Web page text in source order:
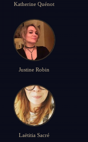
Katherine Quénot
Justine Robin
Laëtitia Sacré